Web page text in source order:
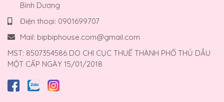
Bình Dương
Điện thoại: 0901699707
Mail: bipbiphouse.com@gmail.com
MST: 8507354586 DO CHI CỤC THUẾ THÀNH PHỐ THỦ DẦU
MỘT CẤP NGÀY 15/01/2018